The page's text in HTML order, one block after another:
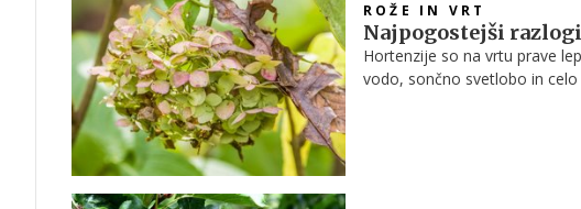
ROŽE IN VRT
Najpogostejši
Hortenzije so na vrtu prave
vodo, sončno svetlobo in